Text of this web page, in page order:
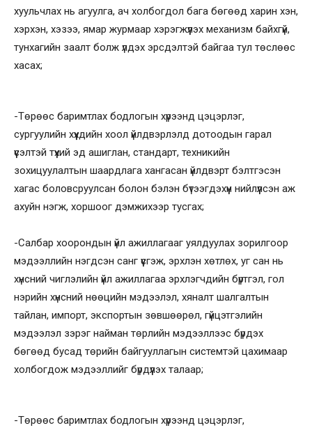
хуульчлах нь агуулга, ач холбогдол бага бөгөөд харин хэн,
хэрхэн, хэзээ, ямар журмаар хэрэгжүүлэх механизм байхгүй,
тунхагийн заалт болж үлдэх эрсдэлтэй байгаа тул төслөөс
хасах;
-Төрөөс баримтлах бодлогын хүрээнд цэцэрлэг,
сургуулийн хүүхдийн хоол үйлдвэрлэлд дотоодын гарал
үүсэлтэй түүхий эд ашиглан, стандарт, техникийн
зохицуулалтын шаардлага хангасан үйлдвэрт бэлтгэсэн
хагас боловсруулсан болон бэлэн бүтээгдэхүүн нийлүүлсэн аж
ахуйн нэгж, хоршоог дэмжихээр тусгах;
-Салбар хоорондын үйл ажиллагааг уялдуулах зорилгоор
мэдээллийн нэгдсэн санг үүсгэж, эрхлэн хөтлөх, уг сан нь
хүнсний чиглэлийн үйл ажиллагаа эрхлэгчдийн бүртгэл, гол
нэрийн хүнсний нөөцийн мэдээлэл, хяналт шалгалтын
тайлан, импорт, экспортын зөвшөөрөл, гүйцэтгэлийн
мэдээлэл зэрэг найман төрлийн мэдээллээс бүрдэх
бөгөөд бусад төрийн байгууллагын системтэй цахимаар
холбогдож мэдээллийг бүрдүүлэх талаар;
-Төрөөс баримтлах бодлогын хүрээнд цэцэрлэг,